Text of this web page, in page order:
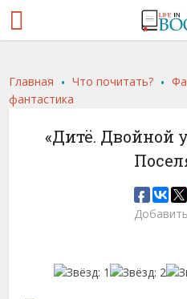
Главная .Что почитать? .
фантастика
«Дитё. Двойной